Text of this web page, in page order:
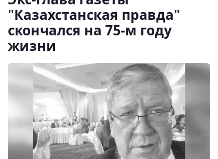
"Казахстанская правда"
скончался на 75-м году
жизни